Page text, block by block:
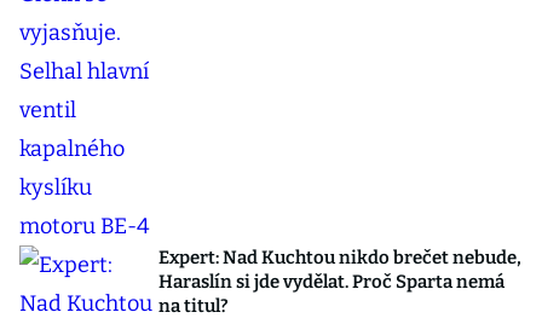
Expert: Nad Kuchtou nikdo brečet nebude,
Haraslín si jde vydělat. Proč Sparta nemá
na titul?